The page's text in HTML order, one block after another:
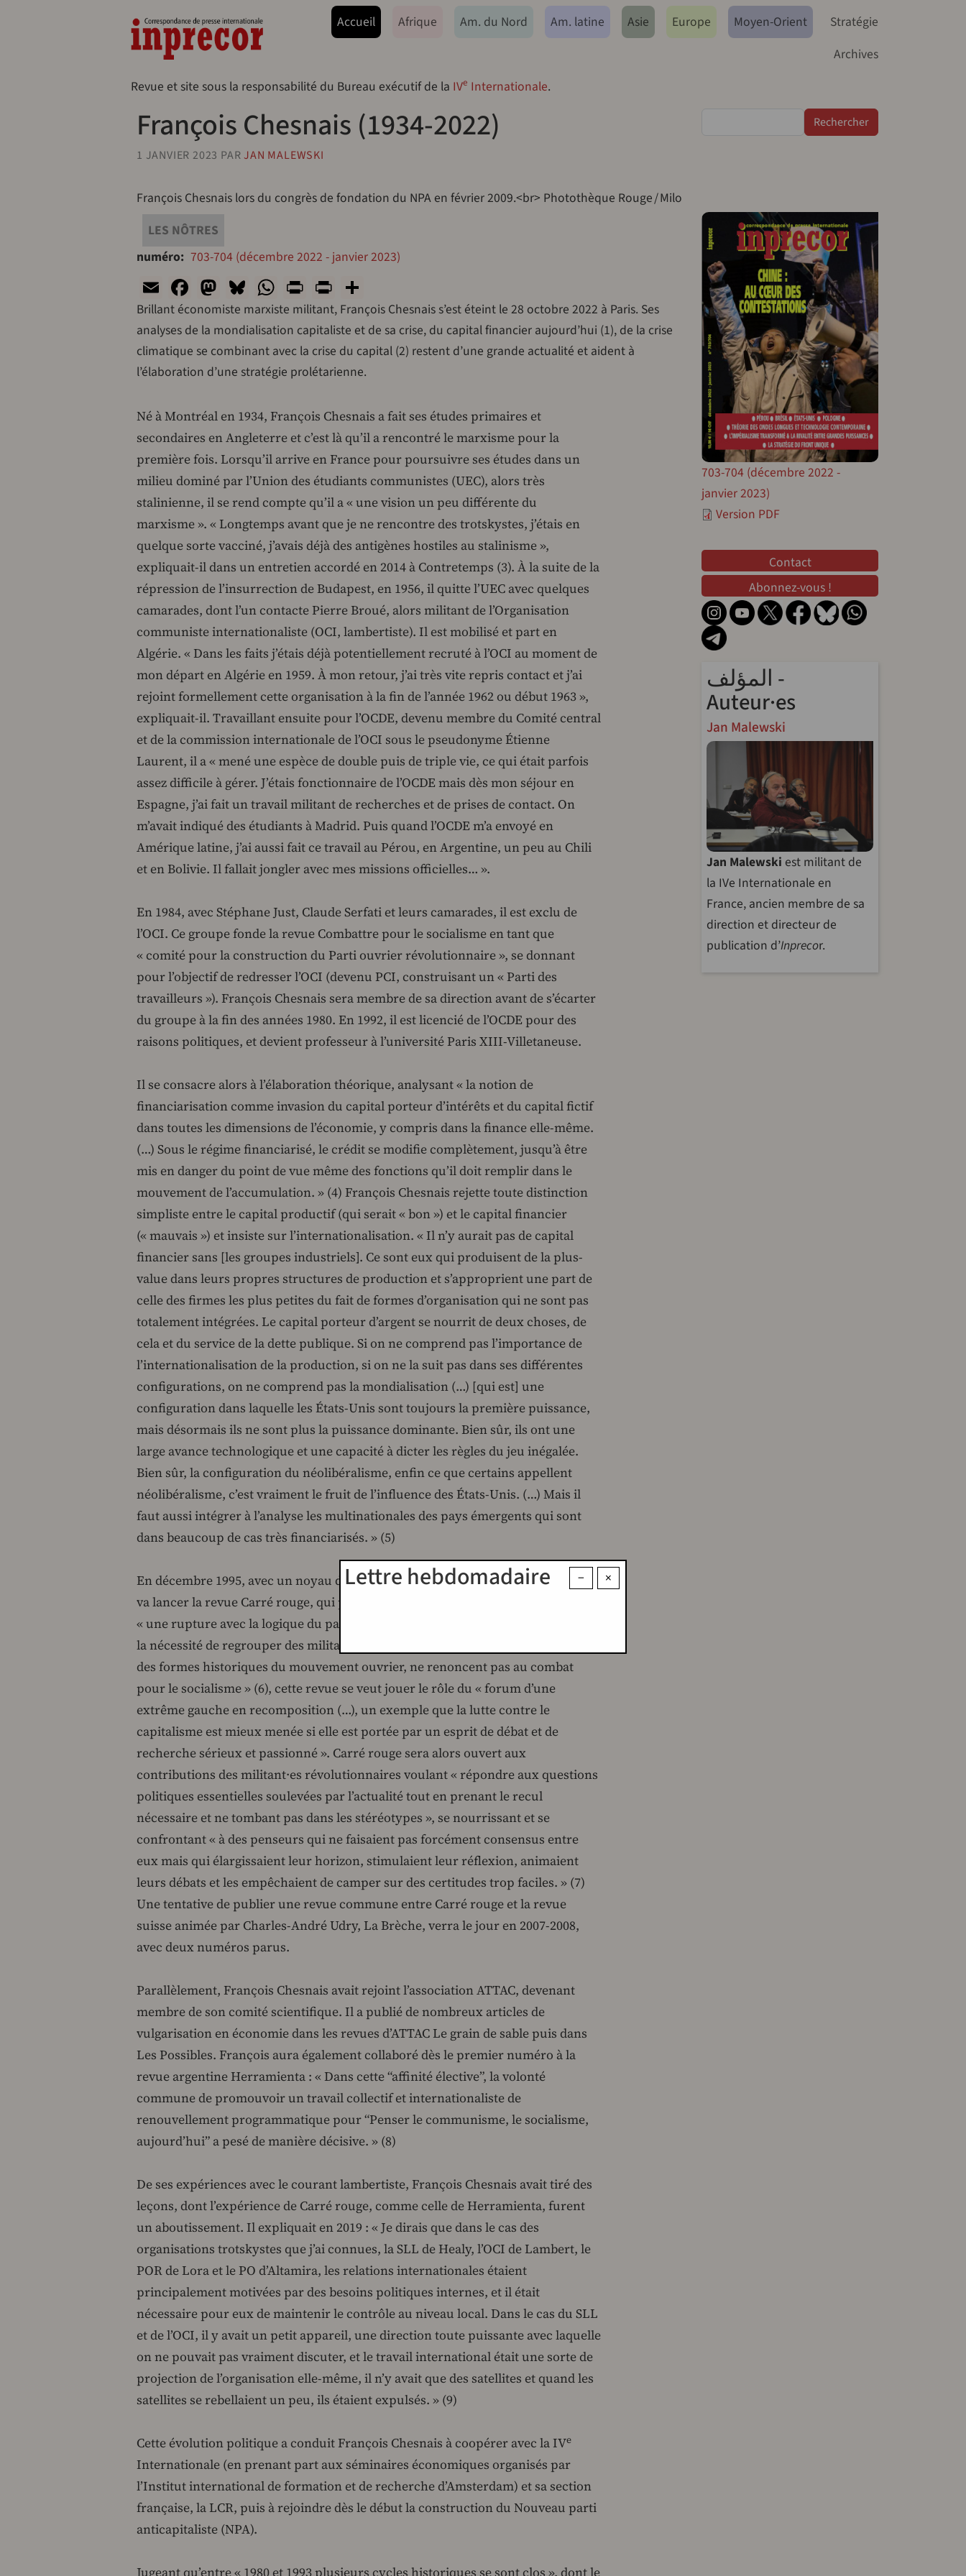
Navegação principal
Accueil Afrique Am. du Nord Am. latine Asie Europe Moyen-Orient
Stratégie
Archives
Revue et site sous la responsabilité du Bureau exécutif de la IVe Internationale.
François Chesnais (1934-2022)
1 JANVIER 2023 PARJAN MALEWSKI
François Chesnais lors du congrès de fondation du NPA en février 2009.<br> Photothèque Rouge / Milo
LES NÔTRES
numéro 703-704 (décembre 2022 - janvier 2023)
EmailFacebook
Mastodon
Bluesky
WhatsApp
PrintPrintFriendly
Brillant économiste marxiste militant, François Chesnais s’est éteint le 28 octobre 2022 à Paris. Ses
analyses de la mondialisation capitaliste et de sa crise, du capital financier aujourd’hui (1), de la crise
climatique se combinant avec la crise du capital (2) restent d’une grande actualité et aident à
l’élaboration d’une stratégie prolétarienne.
Né à Montréal en 1934, François Chesnais a fait ses études primaires et
secondaires en Angleterre et c’est là qu’il a rencontré le marxisme pour la
première fois. Lorsqu’il arrive en France pour poursuivre ses études dans un
milieu dominé par l’Union des étudiants communistes (UEC), alors très
stalinienne, il se rend compte qu’il a « une vision un peu différente du
marxisme ». « Longtemps avant que je ne rencontre des trotskystes, j’étais en
quelque sorte vacciné, j’avais déjà des antigènes hostiles au stalinisme »,
expliquait-il dans un entretien accordé en 2014 à Contretemps (3). À la suite de la
répression de l’insurrection de Budapest, en 1956, il quitte l’UEC avec quelques
camarades, dont l’un contacte Pierre Broué, alors militant de l’Organisation
communiste internationaliste (OCI, lambertiste). Il est mobilisé et part en
Algérie. « Dans les faits j’étais déjà potentiellement recruté à l’OCI au moment de
mon départ en Algérie en 1959. À mon retour, j’ai très vite repris contact et j’ai
rejoint formellement cette organisation à la fin de l’année 1962 ou début 1963 »,
expliquait-il. Travaillant ensuite pour l’OCDE, devenu membre du Comité central
et de la commission internationale de l’OCI sous le pseudonyme Étienne
Laurent, il a « mené une espèce de double puis de triple vie, ce qui était parfois
assez difficile à gérer. J’étais fonctionnaire de l’OCDE mais dès mon séjour en
Espagne, j’ai fait un travail militant de recherches et de prises de contact. On
m’avait indiqué des étudiants à Madrid. Puis quand l’OCDE m’a envoyé en
Amérique latine, j’ai aussi fait ce travail au Pérou, en Argentine, un peu au Chili
et en Bolivie. Il fallait jongler avec mes missions officielles… ».
En 1984, avec Stéphane Just, Claude Serfati et leurs camarades, il est exclu de
l’OCI. Ce groupe fonde la revue Combattre pour le socialisme en tant que
« comité pour la construction du Parti ouvrier révolutionnaire », se donnant
pour l’objectif de redresser l’OCI (devenu PCI, construisant un « Parti des
travailleurs »). François Chesnais sera membre de sa direction avant de s’écarter
du groupe à la fin des années 1980. En 1992, il est licencié de l’OCDE pour des
raisons politiques, et devient professeur à l’université Paris XIII-Villetaneuse.
Il se consacre alors à l’élaboration théorique, analysant « la notion de
financiarisation comme invasion du capital porteur d’intérêts et du capital fictif
dans toutes les dimensions de l’économie, y compris dans la finance elle-même.
(…) Sous le régime financiarisé, le crédit se modifie complètement, jusqu’à être
mis en danger du point de vue même des fonctions qu’il doit remplir dans le
mouvement de l’accumulation. » (4) François Chesnais rejette toute distinction
simpliste entre le capital productif (qui serait « bon ») et le capital financier
(« mauvais ») et insiste sur l’internationalisation. « Il n’y aurait pas de capital
financier sans [les groupes industriels]. Ce sont eux qui produisent de la plus-
value dans leurs propres structures de production et s’approprient une part de
celle des firmes les plus petites du fait de formes d’organisation qui ne sont pas
totalement intégrées. Le capital porteur d’argent se nourrit de deux choses, de
cela et du service de la dette publique. Si on ne comprend pas l’importance de
l’internationalisation de la production, si on ne la suit pas dans ses différentes
configurations, on ne comprend pas la mondialisation (…) [qui est] une
configuration dans laquelle les États-Unis sont toujours la première puissance,
mais désormais ils ne sont plus la puissance dominante. Bien sûr, ils ont une
large avance technologique et une capacité à dicter les règles du jeu inégalée.
Bien sûr, la configuration du néolibéralisme, enfin ce que certains appellent
néolibéralisme, c’est vraiment le fruit de l’influence des États-Unis. (…) Mais il
faut aussi intégrer à l’analyse les multinationales des pays émergents qui sont
dans beaucoup de cas très financiarisés. » (5)
En décembre 1995, avec un noyau d’anciens militants de l’OCI, François Chesnais
va lancer la revue Carré rouge, qui paraîtra durant dix-huit ans. Conçue comme
« une rupture avec la logique du parti-fraction – notre culture d’origine –, posant
la nécessité de regrouper des militants qui, dans le climat de la décomposition
des formes historiques du mouvement ouvrier, ne renoncent pas au combat
pour le socialisme » (6), cette revue se veut jouer le rôle du « forum d’une
extrême gauche en recomposition (…), un exemple que la lutte contre le
capitalisme est mieux menée si elle est portée par un esprit de débat et de
recherche sérieux et passionné ». Carré rouge sera alors ouvert aux
contributions des militant∙es révolutionnaires voulant « répondre aux questions
politiques essentielles soulevées par l’actualité tout en prenant le recul
nécessaire et ne tombant pas dans les stéréotypes », se nourrissant et se
confrontant « à des penseurs qui ne faisaient pas forcément consensus entre
eux mais qui élargissaient leur horizon, stimulaient leur réflexion, animaient
leurs débats et les empêchaient de camper sur des certitudes trop faciles. » (7)
Une tentative de publier une revue commune entre Carré rouge et la revue
suisse animée par Charles-André Udry, La Brèche, verra le jour en 2007-2008,
avec deux numéros parus.
Parallèlement, François Chesnais avait rejoint l’association ATTAC, devenant
membre de son comité scientifique. Il a publié de nombreux articles de
vulgarisation en économie dans les revues d’ATTAC Le grain de sable puis dans
Les Possibles. François aura également collaboré dès le premier numéro à la
revue argentine Herramienta : « Dans cette “affinité élective”, la volonté
commune de promouvoir un travail collectif et internationaliste de
renouvellement programmatique pour “Penser le communisme, le socialisme,
aujourd’hui” a pesé de manière décisive. » (8)
De ses expériences avec le courant lambertiste, François Chesnais avait tiré des
leçons, dont l’expérience de Carré rouge, comme celle de Herramienta, furent
un aboutissement. Il expliquait en 2019 : « Je dirais que dans le cas des
organisations trotskystes que j’ai connues, la SLL de Healy, l’OCI de Lambert, le
POR de Lora et le PO d’Altamira, les relations internationales étaient
principalement motivées par des besoins politiques internes, et il était
nécessaire pour eux de maintenir le contrôle au niveau local. Dans le cas du SLL
et de l’OCI, il y avait un petit appareil, une direction toute puissante avec laquelle
on ne pouvait pas vraiment discuter, et le travail international était une sorte de
projection de l’organisation elle-même, il n’y avait que des satellites et quand les
satellites se rebellaient un peu, ils étaient expulsés. » (9)
Cette évolution politique a conduit François Chesnais à coopérer avec la IVe
Internationale (en prenant part aux séminaires économiques organisés par
l’Institut international de formation et de recherche d’Amsterdam) et sa section
française, la LCR, puis à rejoindre dès le début la construction du Nouveau parti
anticapitaliste (NPA).
×
−
Lettre hebdomadaire
703-704 (décembre 2022 -
janvier 2023)
Version PDF
Contact
Abonnez-vous !
المؤلف -
Auteur·es
Jan Malewski
Jan Malewski est militant de
la IVe Internationale en
France, ancien membre de sa
direction et directeur de
publication d’Inprecor.